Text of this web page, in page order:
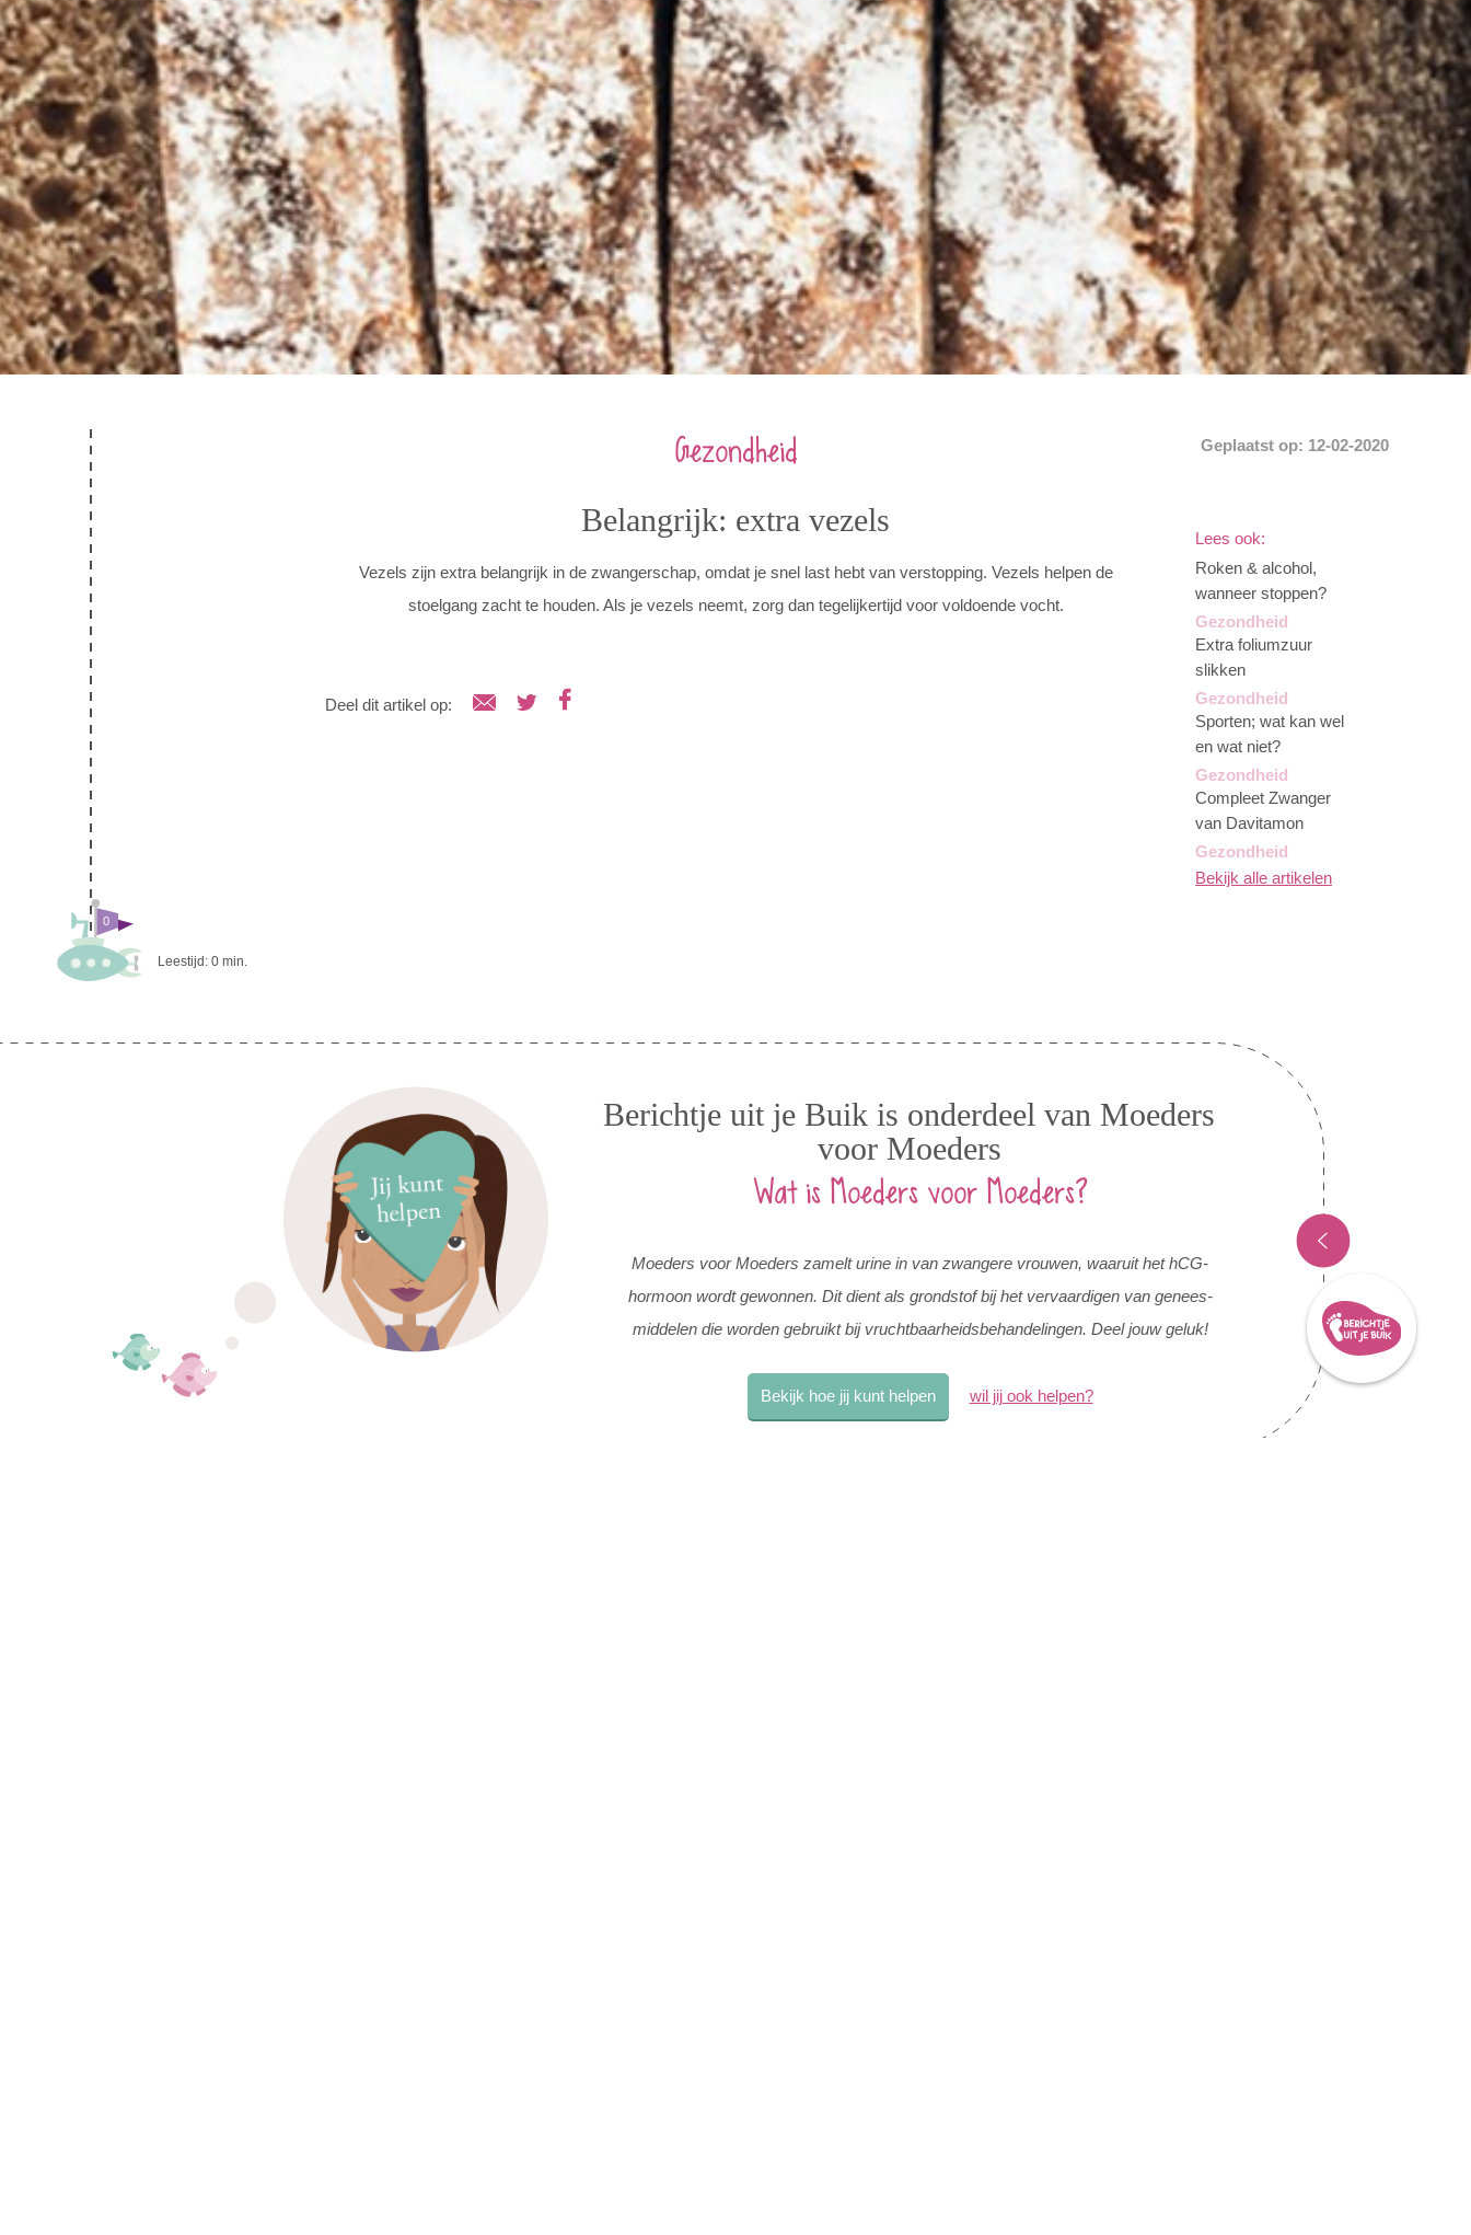
Lees ook:
Roken & alcohol,
wanneer stoppen?
Gezondheid
Extra foliumzuur
slikken
Gezondheid
Sporten; wat kan wel
en wat niet?
Gezondheid
Compleet Zwanger
van Davitamon
Gezondheid
Bekijk alle artikelen
Gezondheid Geplaatst op: 12-02-2020
Belangrijk: extra vezels
Vezels zijn extra belangrijk in de zwangerschap, omdat je snel last hebt van verstopping. Vezels helpen de
stoelgang zacht te houden. Als je vezels neemt, zorg dan tegelijkertijd voor voldoende vocht.
0
Leestijd:0 min.
Deel dit artikel op:
Berichtje uit je Buik is onderdeel van Moeders
voor Moeders
Wat is Moeders voor Moeders?
Moeders voor Moeders zamelt urine in van zwangere vrouwen, waaruit het hCG-
hormoon wordt gewonnen. Dit dient als grondstof bij het vervaardigen van genees-
middelen die worden gebruikt bij vruchtbaarheidsbehandelingen. Deel jouw geluk!
Bekijk hoe jij kunt helpen wil jij ook helpen?